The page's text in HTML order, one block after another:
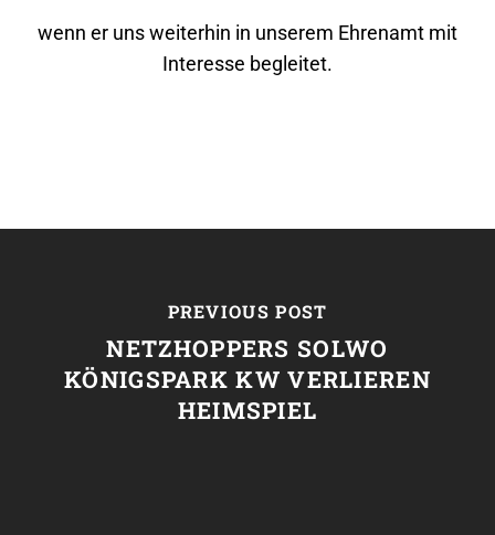
wenn er uns weiterhin in unserem Ehrenamt mit
Interesse begleitet.
PREVIOUS POST
NETZHOPPERS SOLWO
KÖNIGSPARK KW VERLIEREN
HEIMSPIEL